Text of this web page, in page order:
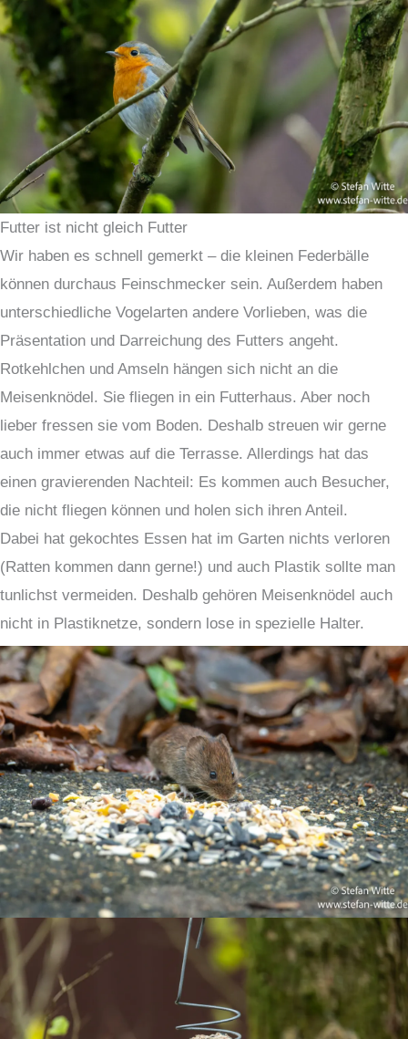
Futter ist nicht gleich Futter
Wir haben es schnell gemerkt – die kleinen Federbälle
können durchaus Feinschmecker sein. Außerdem haben
unterschiedliche Vogelarten andere Vorlieben, was die
Präsentation und Darreichung des Futters angeht.
Rotkehlchen und Amseln hängen sich nicht an die
Meisenknödel. Sie fliegen in ein Futterhaus. Aber noch
lieber fressen sie vom Boden. Deshalb streuen wir gerne
auch immer etwas auf die Terrasse. Allerdings hat das
einen gravierenden Nachteil: Es kommen auch Besucher,
die nicht fliegen können und holen sich ihren Anteil.
Dabei hat gekochtes Essen hat im Garten nichts verloren
(Ratten kommen dann gerne!) und auch Plastik sollte man
tunlichst vermeiden. Deshalb gehören Meisenknödel auch
nicht in Plastiknetze, sondern lose in spezielle Halter.